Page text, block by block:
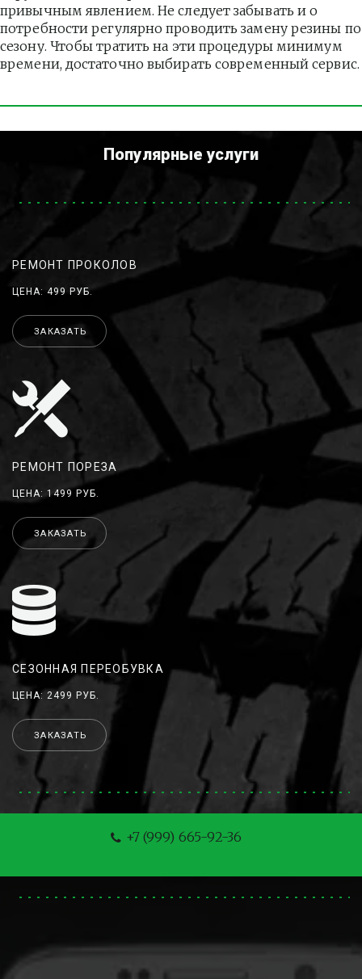
привычным явлением. Не следует забывать и о
потребности регулярно проводить замену резины по
сезону. Чтобы тратить на эти процедуры минимум
времени, достаточно выбирать современный сервис.
Популярные услуги
РЕМОНТ ПРОКОЛОВ
ЦЕНА: 499 РУБ.
ЗАКАЗАТЬ
РЕМОНТ ПОРЕЗА
ЦЕНА: 1499 РУБ.
ЗАКАЗАТЬ
СЕЗОННАЯ ПЕРЕОБУВКА
ЦЕНА: 2499 РУБ.
ЗАКАЗАТЬ
+7 (999) 665-92-36